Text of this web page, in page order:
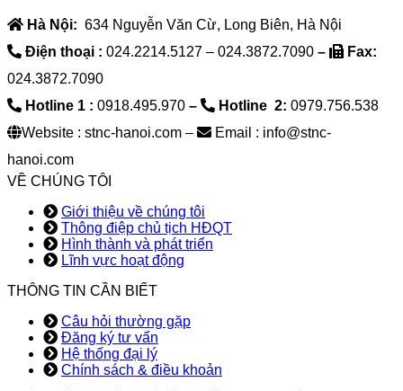
Hà Nội: 634 Nguyễn Văn Cừ, Long Biên, Hà Nội
Điện thoại : 024.2214.5127 – 024.3872.7090 –
Fax:
024.3872.7090
Hotline 1 : 0918.495.970 – Hotline 2: 0979.756.538
Website : stnc-hanoi.com –
Email : info@stnc-
hanoi.com
VỀ CHÚNG TÔI
Giới thiệu về chúng tôi
Thông điệp chủ tịch HĐQT
Hình thành và phát triển
Lĩnh vực hoạt động
THÔNG TIN CẦN BIẾT
Câu hỏi thường gặp
Đăng ký tư vấn
Hệ thống đại lý
Chính sách & điều khoản